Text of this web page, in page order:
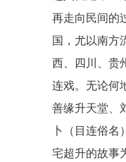
再走向民间的
国，尤以南方
西、四川、贵
连戏。无论何
善缘升天堂、
卜（目连俗
宅超升的故事